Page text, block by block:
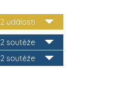
2 události
2 soutěže
2 soutěže